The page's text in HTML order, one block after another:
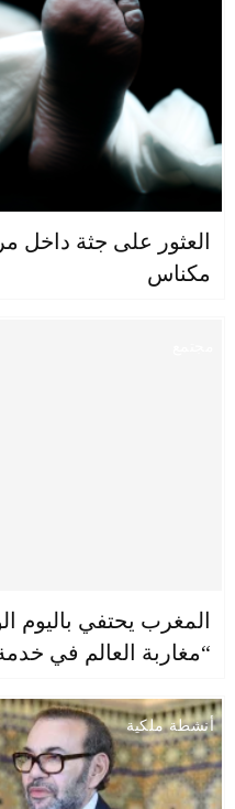
العثور على جثة
مكناس
المغرب يحتفي باليوم
“مغاربة العالم في خدمة
أنشطة ملكية